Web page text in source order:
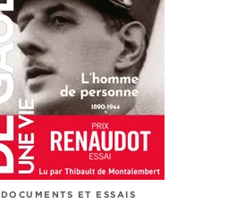
DOCUMENTS ET ESSAIS